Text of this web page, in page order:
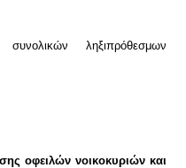
ληξιπρόθεσμων
οφειλών νοικοκυριών και